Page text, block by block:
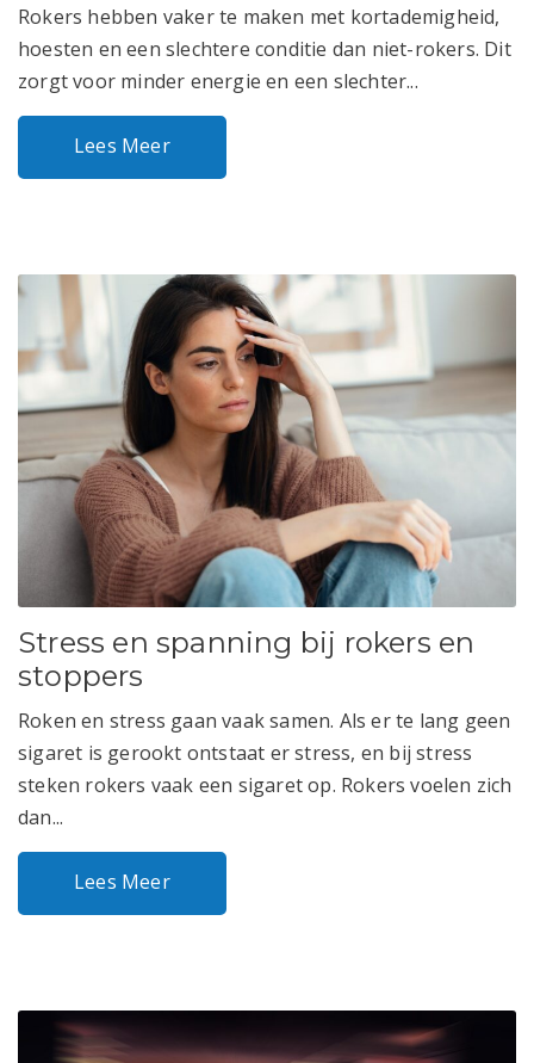
Rokers hebben vaker te maken met kortademigheid,
hoesten en een slechtere conditie dan niet-rokers. Dit
zorgt voor minder energie en een slechter...
Lees Meer
Stress en spanning bij rokers en
stoppers
Roken en stress gaan vaak samen. Als er te lang geen
sigaret is gerookt ontstaat er stress, en bij stress
steken rokers vaak een sigaret op. Rokers voelen zich
dan...
Lees Meer